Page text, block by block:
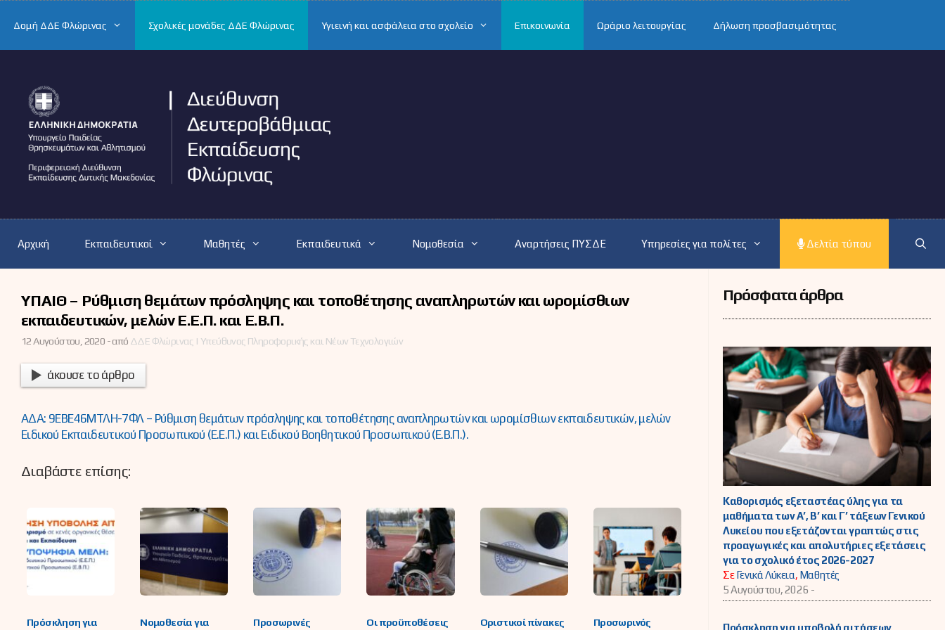
Δομή ΔΔΕ Φλώρινας Σχολικές μονάδες ΔΔΕ Φλώρινας Υγιεινή και ασφάλεια στο σχολείο Επικοινωνία Ωράριο λειτουργίας Δήλωση προσβασιμότητας
Αρχική Εκπαιδευτικοί Μαθητές Εκπαιδευτικά Νομοθεσία Αναρτήσεις ΠΥΣΔΕ Υπηρεσίες για πολίτες Δελτία τύπου
ΥΠΑΙΘ – Ρύθμιση θεμάτων πρόσληψης και τοποθέτησης αναπληρωτών και ωρομίσθιων
εκπαιδευτικών, μελών Ε.Ε.Π. και Ε.Β.Π.
12 Αυγούστου, 2020 -από ΔΔΕ Φλώρινας | Υπεύθυνος Πληροφορικής και Νέων Τεχνολογιών
άκουσε το άρθρο
ΑΔΑ: 9ΕΒΕ46ΜΤΛΗ-7ΦΛ – Ρύθμιση θεμάτων πρόσληψης και τοποθέτησης αναπληρωτών και ωρομίσθιων εκπαιδευτικών, μελών
Ειδικού Εκπαιδευτικού Προσωπικού (Ε.Ε.Π.) και Ειδικού Βοηθητικού Προσωπικού (Ε.Β.Π.).
Διαβάστε επίσης:
Πρόσκληση για
Νομοθεσία για
Προσωρινές
Οι προϋποθέσεις
Οριστικοί πίνακες
Προσωρινός
Πρόσφατα άρθρα
Καθορισμός εξεταστέας ύλης για τα
μαθήματα των Α’, Β’ και Γ’ τάξεων Γενικού
Λυκείου που εξετάζονται γραπτώς στις
προαγωγικές και απολυτήριες εξετάσεις
για το σχολικό έτος 2026-2027
ΣεΓενικά Λύκεια, Μαθητές
5 Αυγούστου, 2026 -